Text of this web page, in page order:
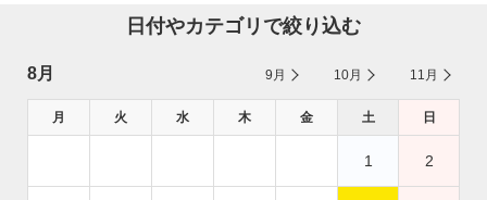
日付やカテゴリで絞り込む
8月 9月 10月 11月
月 火 水 木 金 土 日
1 2